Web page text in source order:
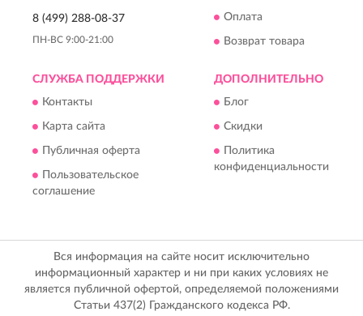
8 (499) 288-08-37
ПН-ВС 9:00-21:00
Оплата
Возврат товара
СЛУЖБА ПОДДЕРЖКИ
Контакты
Карта сайта
Публичная оферта
Пользовательское
соглашение
ДОПОЛНИТЕЛЬНО
Блог
Скидки
Политика
конфиденциальности
Вся информация на сайте носит исключительно
информационный характер и ни при каких условиях не
является публичной офертой, определяемой положениями
Статьи 437(2) Гражданского кодекса РФ.